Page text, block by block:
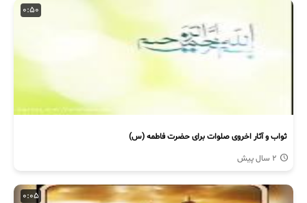
0:50
ثواب و آثار اخروی صلوات برای حضرت فاطمه (س)
0:05